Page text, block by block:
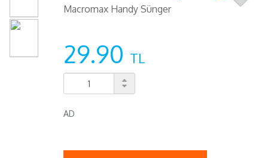
Macromax Handy Sünger
29.90 TL
AD